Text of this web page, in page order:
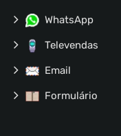
WhatsApp
Televendas
Email
Formulário